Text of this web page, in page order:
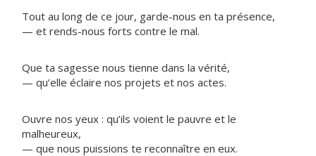
Tout au long de ce jour, garde-nous en ta présence,
— et rends-nous forts contre le mal.
Que ta sagesse nous tienne dans la vérité,
— qu’elle éclaire nos projets et nos actes.
Ouvre nos yeux : qu’ils voient le pauvre et le
malheureux,
— que nous puissions te reconnaître en eux.